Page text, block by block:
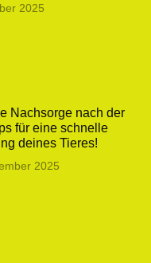
2025
Nachsorge nach der
für eine schnelle
deines Tieres!
2025